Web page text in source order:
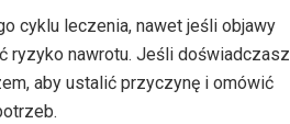
cyklu leczenia, nawet jeśli objawy
ryzyko nawrotu. Jeśli doświadczasz
aby ustalić przyczynę i omówić